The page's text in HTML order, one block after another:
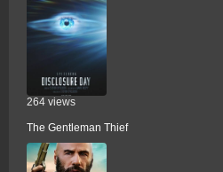
264 views
The Gentleman Thief